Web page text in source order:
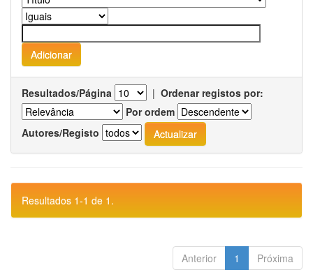
Resultados/Página | Ordenar registos por:
Por ordem
Autores/Registo
Resultados 1-1 de 1.
Anterior 1 Próxima